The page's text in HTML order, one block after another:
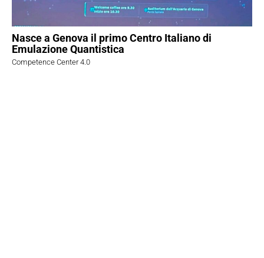
Nasce a Genova il primo Centro Italiano di
Emulazione Quantistica
Competence Center 4.0